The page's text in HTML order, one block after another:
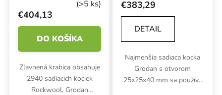
vlny s otvorom,
BOX 2940 ks
(>5 ks)
€404,13
DO KOŠÍKA
Zľavnená krabica obsahuje
2940 sadiacich kociek
Rockwool, Grodan
z kamennej vlny s
otvorom, BOX
6000 ks
€383,29
DETAIL
Najmenšia sadiaca kocka
Grodan s otvorom
25x25x40 mm sa používa